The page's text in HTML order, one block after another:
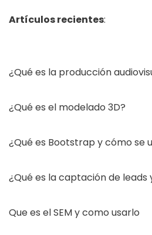
Artículos recientes:
¿Qué es la producción
¿Qué es el modelado 3D?
¿Qué es Bootstrap y cómo se
¿Qué es la captación de
Que es el SEM y como usarlo